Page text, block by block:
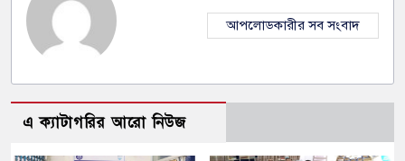
আপলোডকারীর সব সংবাদ
এ ক্যাটাগরির আরো নিউজ